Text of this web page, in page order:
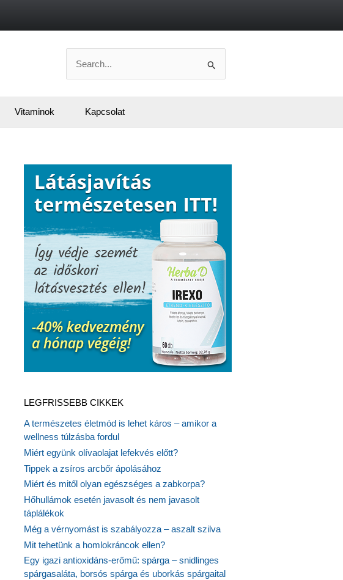
for:
Vitaminok Kapcsolat
LEGFRISSEBB CIKKEK
A természetes életmód is lehet káros – amikor a
wellness túlzásba fordul
Miért együnk olívaolajat lefekvés előtt?
Tippek a zsíros arcbőr ápolásához
Miért és mitől olyan egészséges a zabkorpa?
Hőhullámok esetén javasolt és nem javasolt
táplálékok
Még a vérnyomást is szabályozza – aszalt szilva
Mit tehetünk a homlokráncok ellen?
Egy igazi antioxidáns-erőmű: spárga – snidlinges
spárgasaláta, borsós spárga és uborkás spárgaital